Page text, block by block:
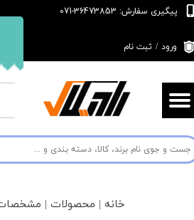
پیگیری سفارش: 36473853-071
ورود / ثبت نام
تغییر گذر واژه
سفارشات
خانه | محصولات |